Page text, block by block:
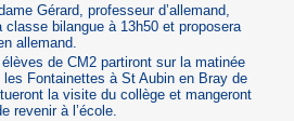
Gérard, professeur d’allemand,
classe bilangue à 13h50 et proposera
allemand.
élèves de CM2 partiront sur la matinée
Fontainettes à St Aubin en Bray de
la visite du collège et mangeront
revenir à l’école.